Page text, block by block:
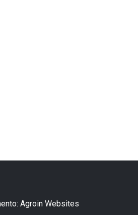
Agroin Websites